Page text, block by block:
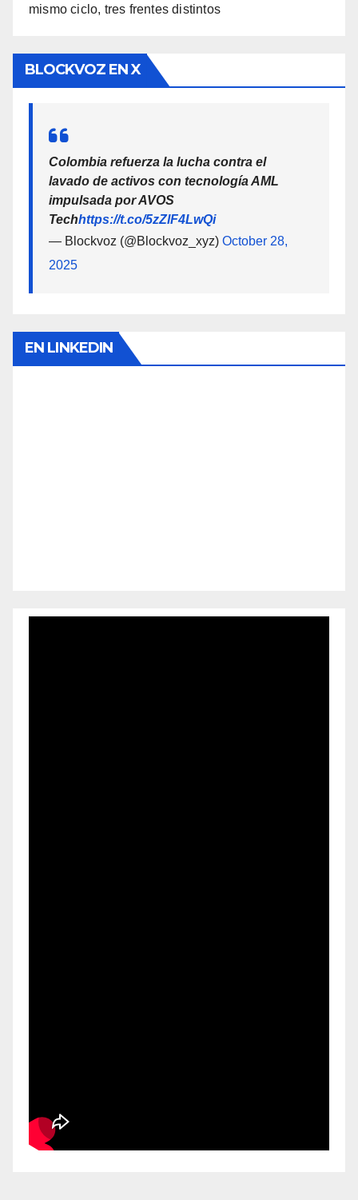
mismo ciclo, tres frentes distintos
BLOCKVOZ EN X
Colombia refuerza la lucha contra el
lavado de activos con tecnología AML
impulsada por AVOS
Techhttps://t.co/5zZlF4LwQi
— Blockvoz (@Blockvoz_xyz) October 28,
2025
EN LINKEDIN